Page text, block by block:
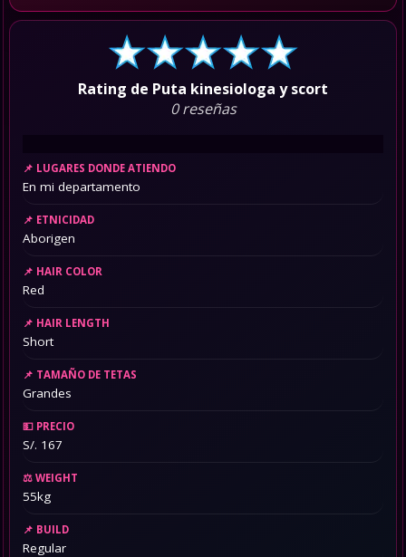
Rating de Puta kinesiologa y scort
0 reseñas
LUGARES DONDE ATIENDO
En mi departamento
ETNICIDAD
Aborigen
HAIR COLOR
Red
HAIR LENGTH
Short
TAMAÑO DE TETAS
Grandes
PRECIO
S/. 167
WEIGHT
55kg
BUILD
Regular